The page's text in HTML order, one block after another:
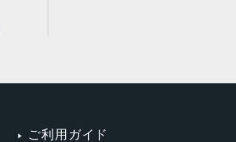
ご利用ガイド